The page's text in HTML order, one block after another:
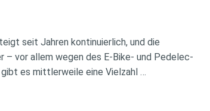
seit Jahren kontinuierlich, und die
– vor allem wegen des E-Bike- und Pedelec-
es mittlerweile eine Vielzahl …